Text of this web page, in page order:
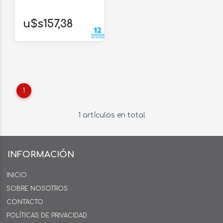
u$s157,38
1
1 artículos en total
INFORMACIÓN
INICIO
SOBRE NOSOTROS
CONTACTO
POLÍTICAS DE PRIVACIDAD